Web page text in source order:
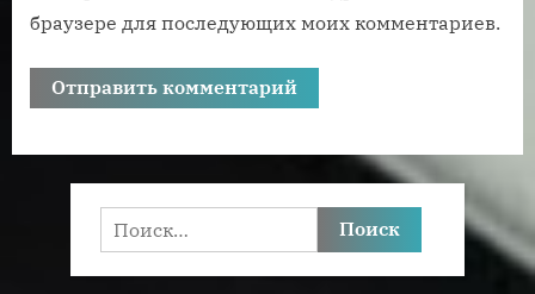
браузере для последующих моих комментариев.
Найти: